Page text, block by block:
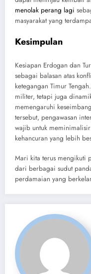
menolak perang lagi
masyarakat yang
Kesimpulan
Kesiapan Erdogan dan
sebagai balasan atas
ketegangan Timur
militer, tetapi juga
memengaruhi
tersebut, pengawasan
wajib untuk
kehancuran yang lebih
Mari kita terus mengikuti
dari berbagai sudut
perdamaian yang